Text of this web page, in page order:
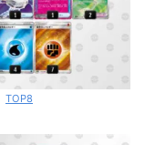
TOP8